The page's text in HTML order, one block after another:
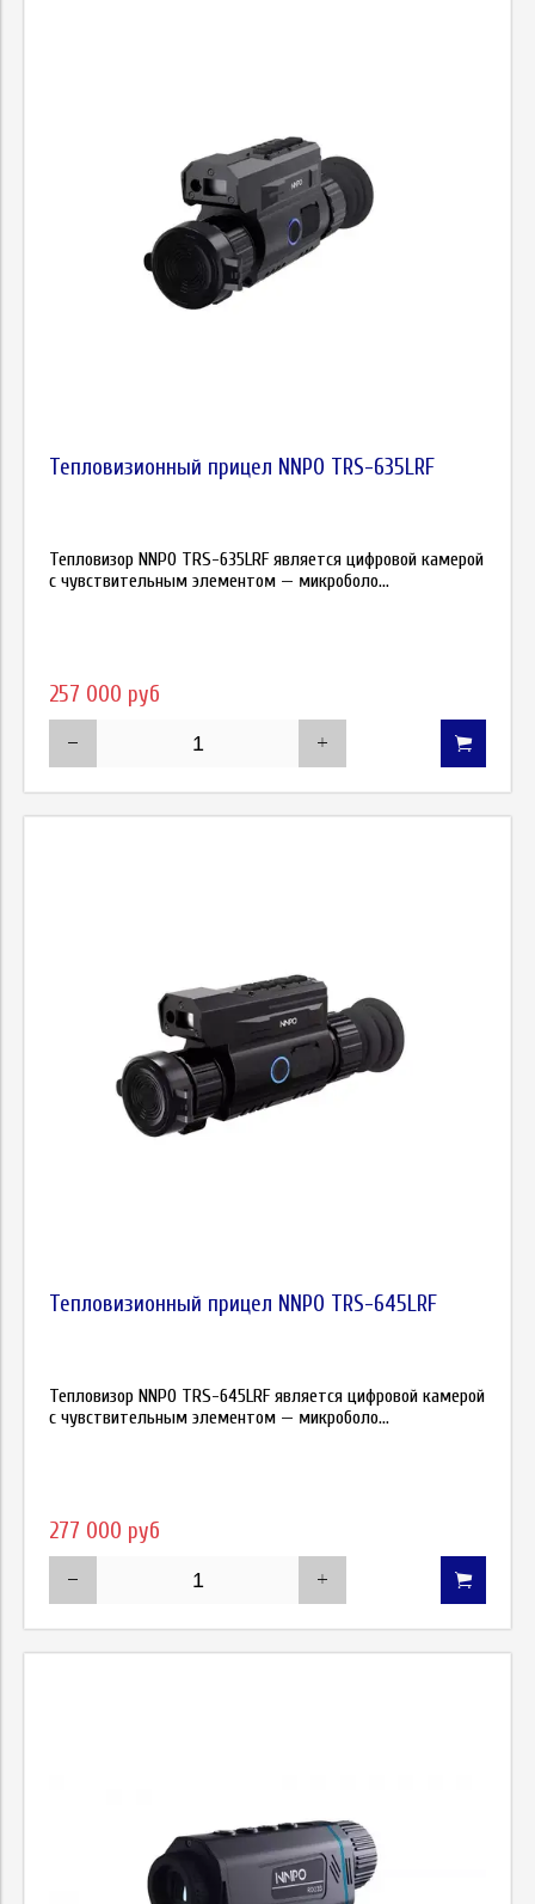
Тепловизионный прицел NNPO TRS-635LRF
Тепловизор NNPO TRS-635LRF является цифровой камерой
с чувствительным элементом — микроболо...
257 000 руб
Тепловизионный прицел NNPO TRS-645LRF
Тепловизор NNPO TRS-645LRF является цифровой камерой
с чувствительным элементом — микроболо...
277 000 руб